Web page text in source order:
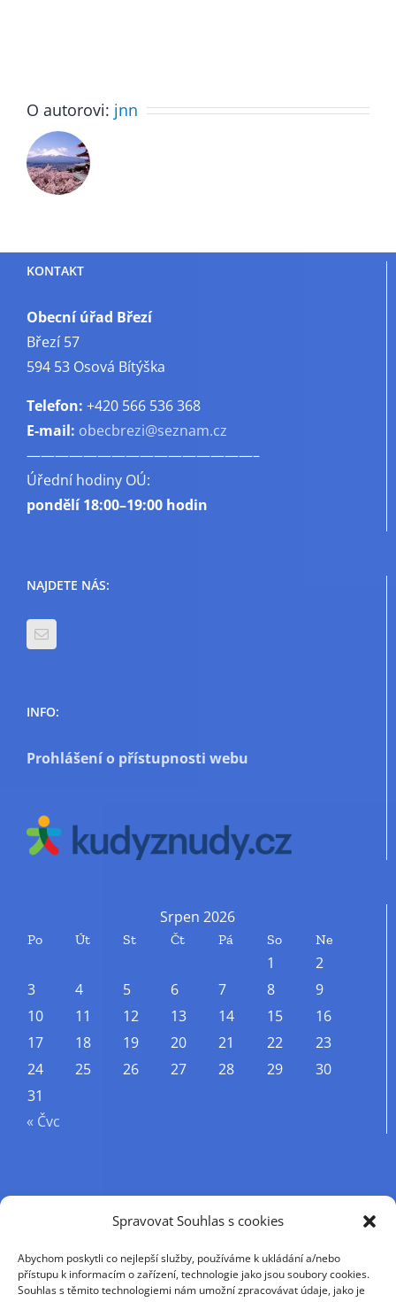
Spravovat Souhlas s cookies
Abychom poskytli co nejlepší služby, používáme k ukládání a/nebo
přístupu k informacím o zařízení, technologie jako jsou soubory cookies.
Souhlas s těmito technologiemi nám umožní zpracovávat údaje, jako je
O autorovi: jnn
KONTAKT
Obecní úřad Březí
Březí 57
594 53 Osová Bítýška
Telefon: +420 566 536 368
E-mail: obecbrezi@seznam.cz
————————————————–
Úřední hodiny OÚ:
pondělí18:00–19:00 hodin
NAJDETE NÁS:
INFO:
Prohlášení o přístupnosti webu
Srpen 2026
Po Út St Čt Pá So Ne
1
2
3
4 5 6 7 8
9
10
11 12 13 14 15
16
17
18 19 20 21 22
23
24
25 26 27 28 29
30
31
« Čvc
Příjmení
Křestní jméno